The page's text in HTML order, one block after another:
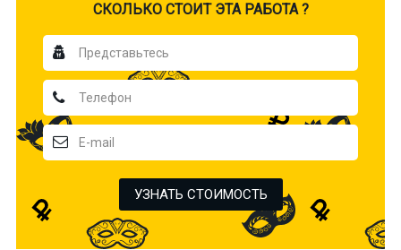
CКОЛЬКО СТОИТ ЭТА РАБОТА ?
УЗНАТЬ СТОИМОСТЬ